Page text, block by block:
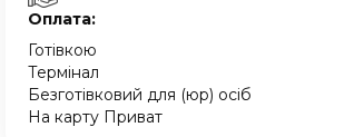
Оплата:
Готівкою
Термінал
Безготівковий для (юр) осіб
На карту Приват